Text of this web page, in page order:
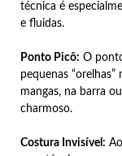
técnica é
e fluidas.
Ponto Picô: O
pequenas
mangas, na barra
charmoso.
Costura Invisível: